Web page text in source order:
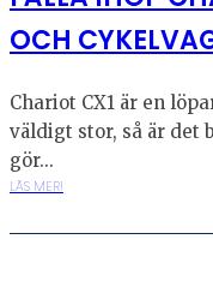
OCH
Chariot CX1 är en
väldigt stor, så är det
gör...
LÄS MER!